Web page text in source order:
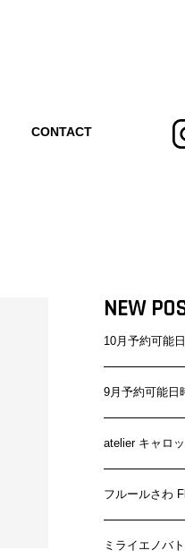
CONTACT
NEW
10月予約可能
9月予約可能日
atelier キャロ
フルールさわ
ミライエノバ